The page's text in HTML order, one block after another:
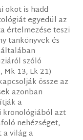
okot is hadd
egyedül az
értelmezése teszi
tankönyvek és
szóló
13, Lk 21)
össze az
azonban
a
kronológiából azt
nehézséget,
a világ a